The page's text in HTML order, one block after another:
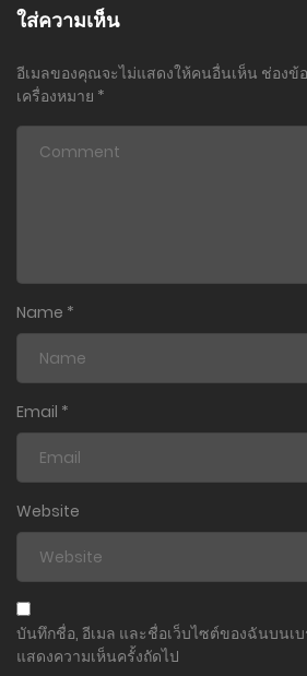
ใส่ความเห็น
อีเมลของคุณจะไม่แสดงให้คนอื่นเห็น ช่องข้
เครื่องหมาย *
Name *
Email *
Website
บันทึกชื่อ, อีเมล และชื่อเว็บไซต์ของฉันบนเ
แสดงความเห็นครั้งถัดไป